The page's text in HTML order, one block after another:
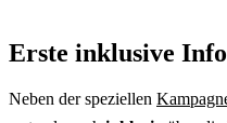
Erste inklusive
Neben der speziellen